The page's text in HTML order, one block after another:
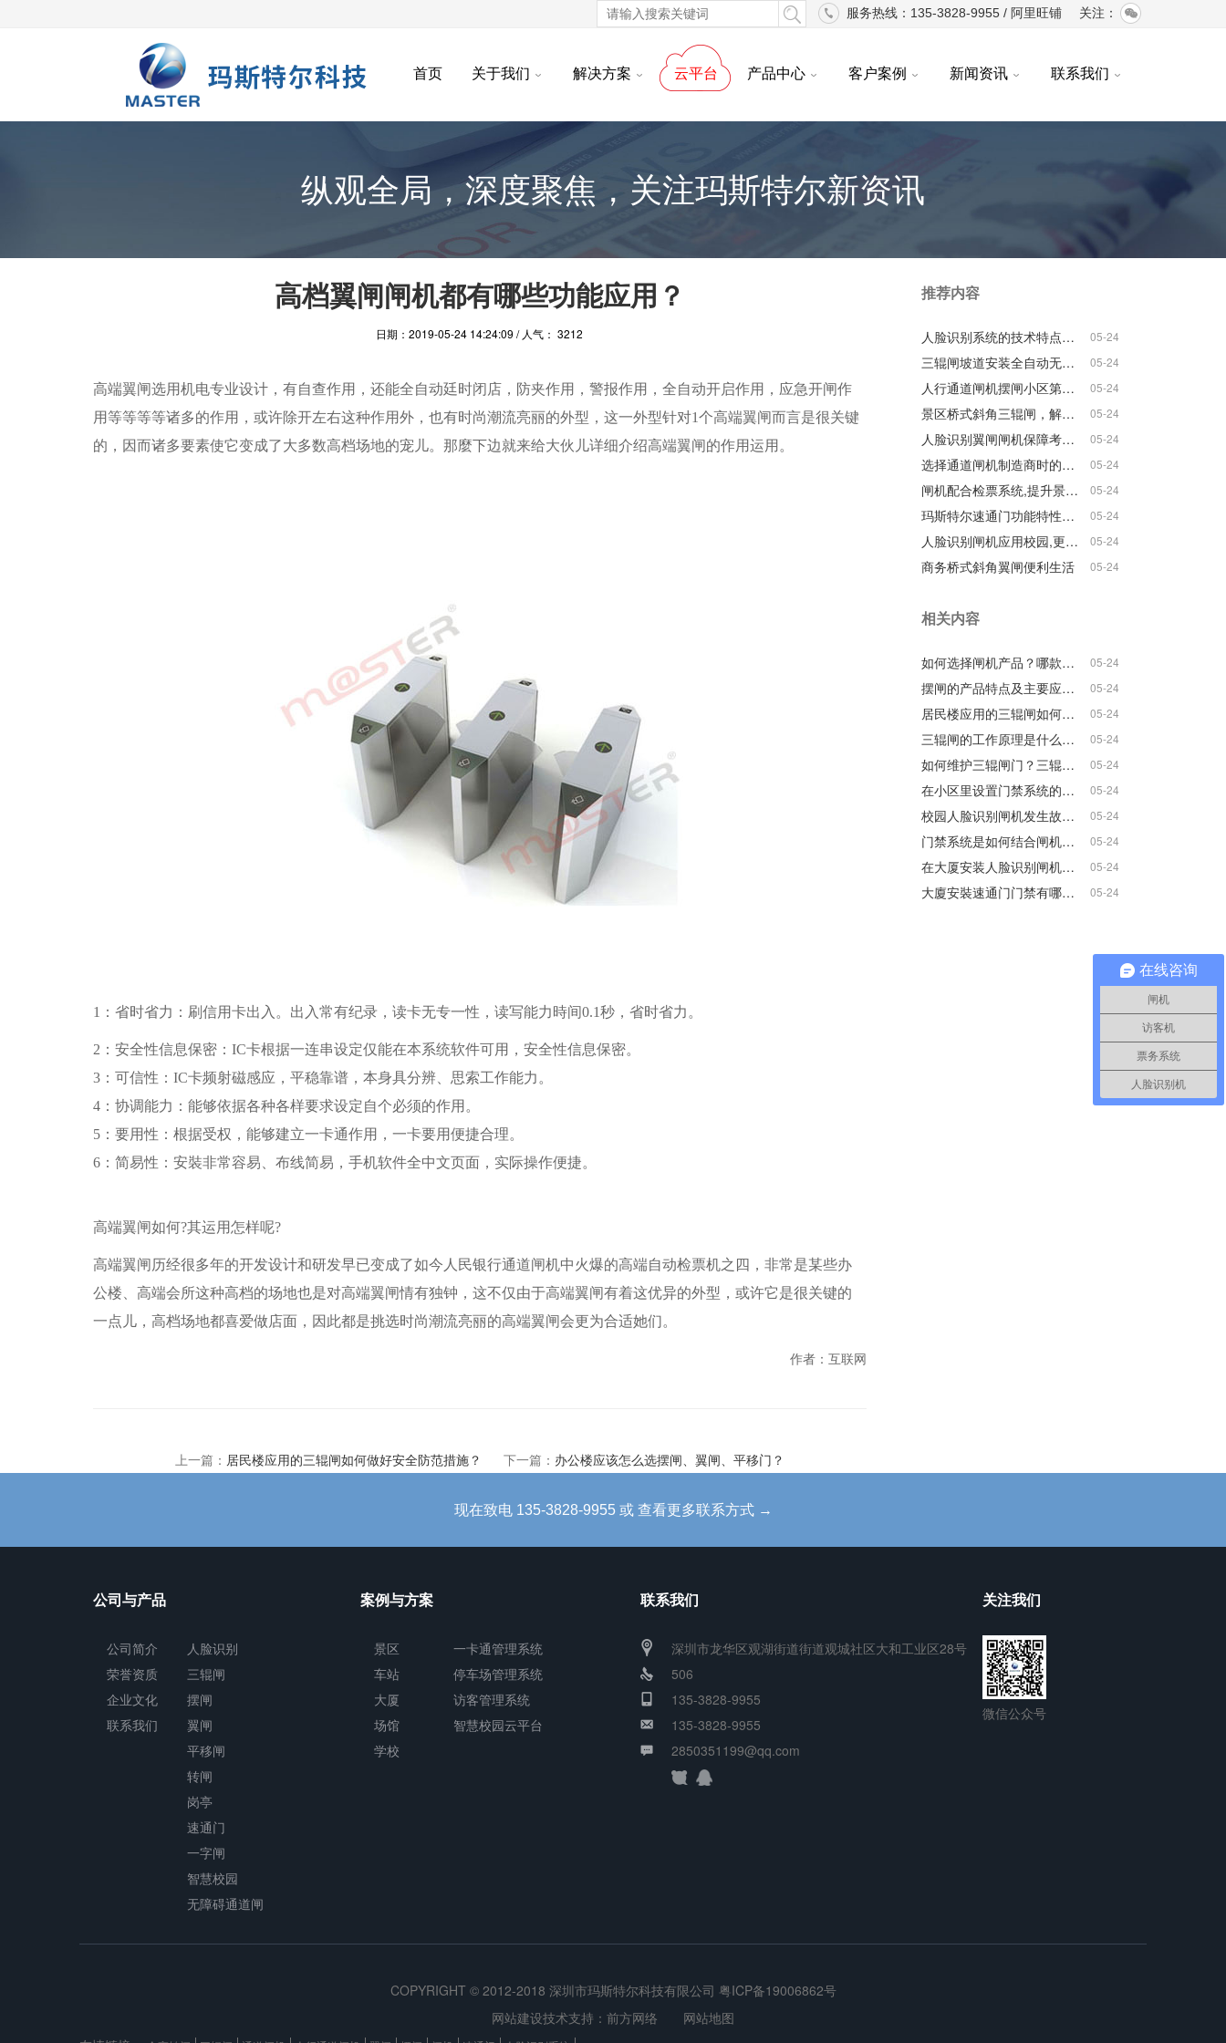
服务热线：135-3828-9955 / 阿里旺铺 关注：
首页 关于我们 解决方案 云平台 产品中心 客户案例 新闻资讯 联系我们
纵观全局，深度聚焦，关注玛斯特尔新资讯
高档翼闸闸机都有哪些功能应用？
日期：2019-05-24 14:24:09 / 人气： 3212
高端翼闸选用机电专业设计，有自查作用，还能全自动廷时闭店，防夹作用，警报作用，全自动开启作用，应急开闸作
用等等等等诸多的作用，或许除开左右这种作用外，也有时尚潮流亮丽的外型，这一外型针对1个高端翼闸而言是很关键
的，因而诸多要素使它变成了大多数高档场地的宠儿。那麼下边就来给大伙儿详细介绍高端翼闸的作用运用。
1：省时省力：刷信用卡出入。出入常有纪录，读卡无专一性，读写能力時间0.1秒，省时省力。
2：安全性信息保密：IC卡根据一连串设定仅能在本系统软件可用，安全性信息保密。
3：可信性：IC卡频射磁感应，平稳靠谱，本身具分辨、思索工作能力。
4：协调能力：能够依据各种各样要求设定自个必须的作用。
5：要用性：根据受权，能够建立一卡通作用，一卡要用便捷合理。
6：简易性：安裝非常容易、布线简易，手机软件全中文页面，实际操作便捷。
高端翼闸如何?其运用怎样呢?
高端翼闸历经很多年的开发设计和研发早已变成了如今人民银行通道闸机中火爆的高端自动检票机之四，非常是某些办
公楼、高端会所这种高档的场地也是对高端翼闸情有独钟，这不仅由于高端翼闸有着这优异的外型，或许它是很关键的
一点儿，高档场地都喜爱做店面，因此都是挑选时尚潮流亮丽的高端翼闸会更为合适她们。
作者：互联网
上一篇： 居民楼应用的三辊闸如何做好安全防范措施？ 下一篇： 办公楼应该怎么选摆闸、翼闸、平移门？
推荐内容
人脸识别系统的技术特点和功能分析 05-24
三辊闸坡道安装全自动无障碍通道注意要点 05-24
人行通道闸机摆闸小区第一道防线 05-24
景区桥式斜角三辊闸，解决排队现象 05-24
人脸识别翼闸闸机保障考勤记录精确性 05-24
选择通道闸机制造商时的注意事项 05-24
闸机配合检票系统,提升景区服务效率 05-24
玛斯特尔速通门功能特性介绍 05-24
人脸识别闸机应用校园,更好管理治安出入 05-24
商务桥式斜角翼闸便利生活 05-24
相关内容
如何选择闸机产品？哪款闸机适合你的项目？ 05-24
摆闸的产品特点及主要应用场所 05-24
居民楼应用的三辊闸如何做好安全防范措施？ 05-24
三辊闸的工作原理是什么？如何维护它？使用时应该注意什么？ 05-24
如何维护三辊闸门？三辊闸门的维护方法介绍？ 05-24
在小区里设置门禁系统的好处是什么？ 05-24
校园人脸识别闸机发生故障时，应该如何检查处理？ 05-24
门禁系统是如何结合闸机通道设备使用的？ 05-24
在大厦安装人脸识别闸机有哪些好处？带来了哪些便利? 05-24
大廈安裝速通门门禁有哪些优点？产生了哪些效用？ 05-24
现在致电 135-3828-9955 或 查看更多联系方式 →
公司与产品
公司简介
荣誉资质
企业文化
联系我们
人脸识别
三辊闸
摆闸
翼闸
平移闸
转闸
岗亭
速通门
一字闸
智慧校园
无障碍通道闸
案例与方案
景区
车站
大厦
场馆
学校
一卡通管理系统
停车场管理系统
访客管理系统
智慧校园云平台
联系我们
深圳市龙华区观湖街道街道观城社区大和工业区28号
506
135-3828-9955
135-3828-9955
2850351199@qq.com
关注我们
微信公众号
COPYRIGHT © 2012-2018 深圳市玛斯特尔科技有限公司 粤ICP备19006862号
网站建设技术支持： 前方网络
网站地图
在线咨询
闸机
访客机
票务系统
人脸识别机